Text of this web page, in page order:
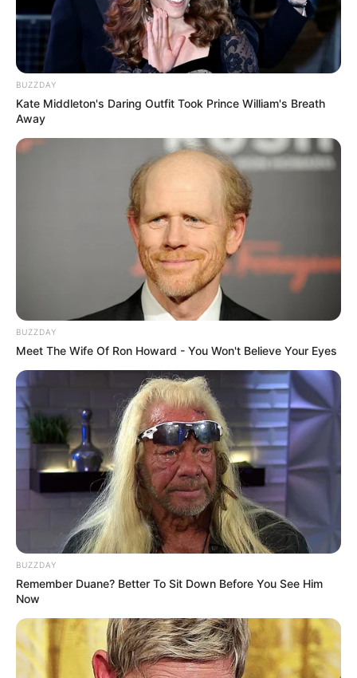
Preman Pensiun 9
Romansa Kampung
Dangdut
Cinta Di Ujung Sajadah Samuel
ULASAN
Alamat email Anda tidak akan dipublikasikan. Ruas yang wajib ditandai
Rating
Pemain
Akting
Musik
BUZZDAY
Kate Middleton's Daring Outfit Took Prince William's Breath
Away
BUZZDAY
Meet The Wife Of Ron Howard - You Won't Believe Your Eyes
BUZZDAY
Remember Duane? Better To Sit Down Before You See Him
Now